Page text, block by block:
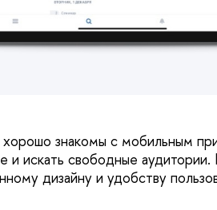
знакомы с мобильным
и искать свободные
дизайну и удобству